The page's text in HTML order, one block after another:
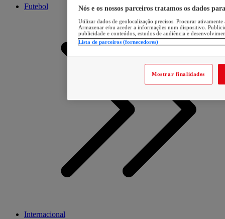
Futebol
Internacional
Nós e os nossos parceiros tratamos os dados
Utilizar dados de geolocalização precisos. Procurar
Armazenar e/ou aceder a informações num dispositivo.
publicidade e conteúdos, estudos de audiência e
Lista de parceiros (fornecedores)
Mostrar finalidades